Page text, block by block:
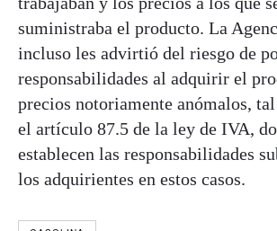
suministraba el producto. La
incluso les advirtió del riesgo de
responsabilidades al adquirir el
precios notoriamente anómalos,
el artículo 87.5 de la ley de IVA,
establecen las responsabilidades
los adquirientes en estos casos.